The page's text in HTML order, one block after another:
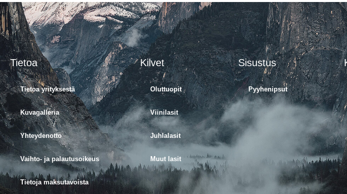
Tietoa
Tietoa yrityksestä
Kuvagalleria
Yhteydenotto
Vaihto- ja palautusoikeus
Tietoja maksutavoista
Kilvet
Oluttuopit
Viinilasit
Juhlalasit
Muut lasit
Sisustus
Pyyhenipsut